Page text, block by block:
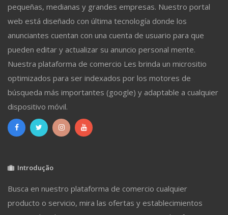
pequeñas, medianas y grandes empresas. Nuestro portal
web está diseñado con última tecnología donde los
anunciantes cuentan con una cuenta de usuario para que
pueden editar y actualizar su anuncio personal mente.
Nuestra plataforma de comercio Les brinda un micrositio
optimizados para ser indexados por los motores de
búsqueda más importantes (google) y adaptable a cualquier
dispositivo móvil.
Introdução
Busca en nuestro plataforma de comercio cualquier
producto o servicio, mira las ofertas y establecimientos